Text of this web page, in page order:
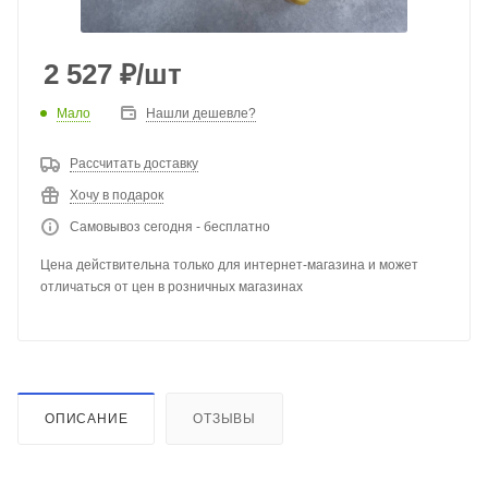
2 527 ₽/шт
Мало Нашли дешевле?
Рассчитать доставку
Хочу в подарок
Самовывоз сегодня - бесплатно
Цена действительна только для интернет-магазина и может
отличаться от цен в розничных магазинах
ОПИСАНИЕ ОТЗЫВЫ